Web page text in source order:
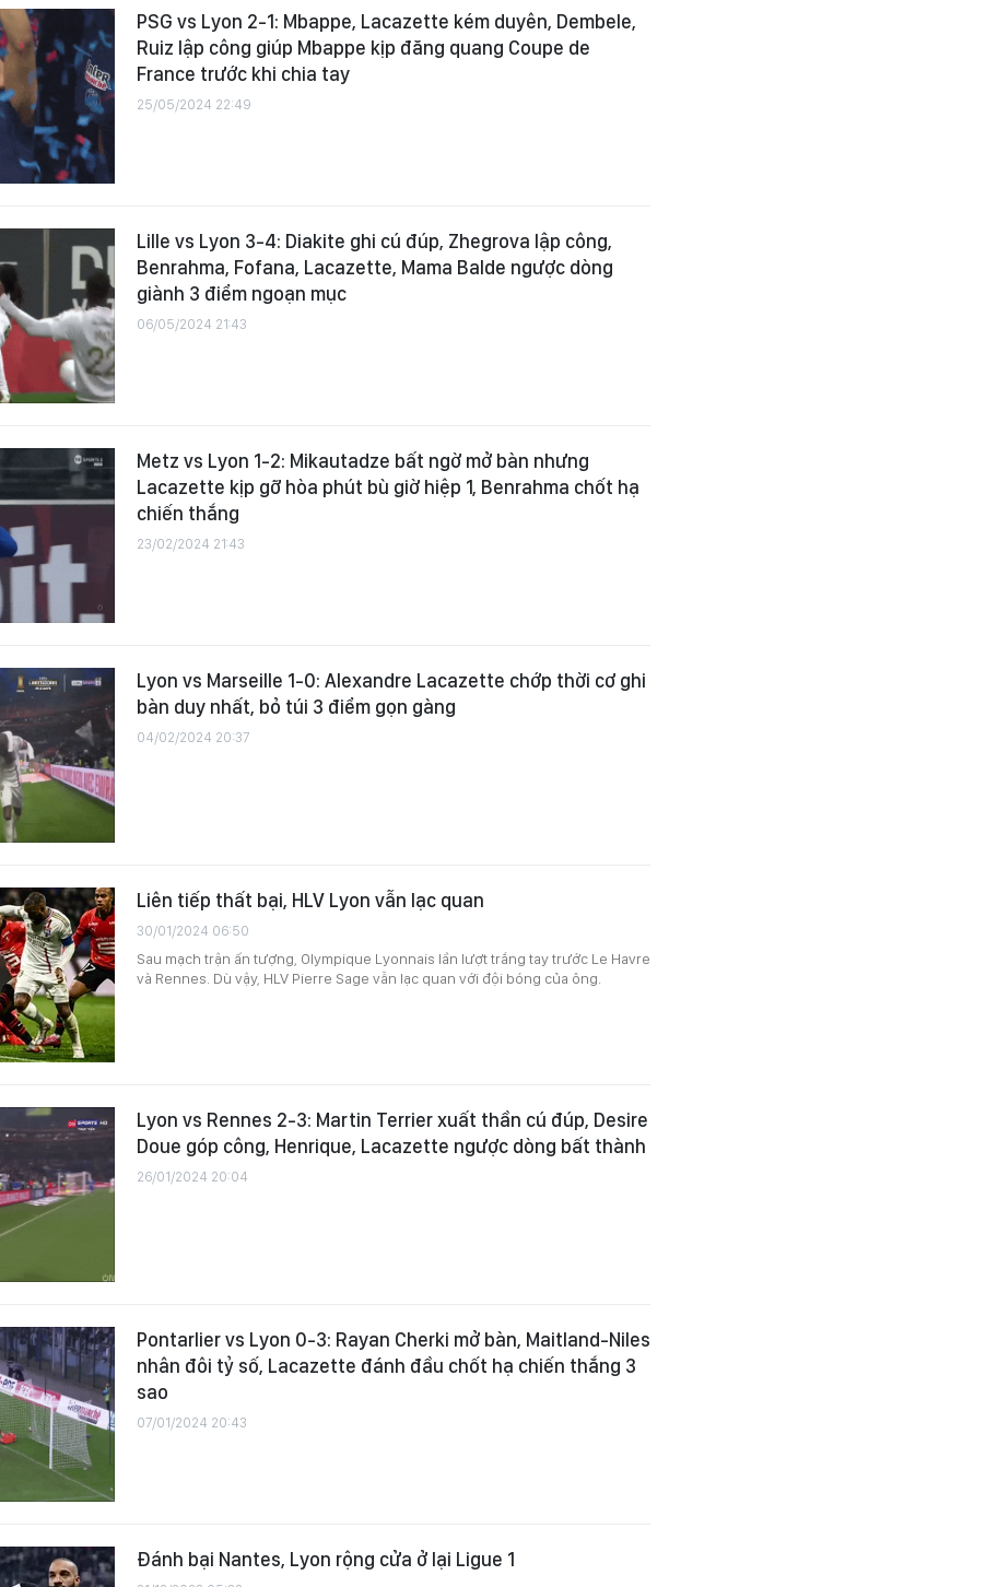
PSG vs Lyon 2-1: Mbappe, Lacazette kém duyên, Dembele,
Ruiz lập công giúp Mbappe kịp đăng quang Coupe de
France trước khi chia tay
25/05/2024 22:49
Lille vs Lyon 3-4: Diakite ghi cú đúp, Zhegrova lập công,
Benrahma, Fofana, Lacazette, Mama Balde ngược dòng
giành 3 điểm ngoạn mục
06/05/2024 21:43
Metz vs Lyon 1-2: Mikautadze bất ngờ mở bàn nhưng
Lacazette kịp gỡ hòa phút bù giờ hiệp 1, Benrahma chốt hạ
chiến thắng
23/02/2024 21:43
Lyon vs Marseille 1-0: Alexandre Lacazette chớp thời cơ ghi
bàn duy nhất, bỏ túi 3 điểm gọn gàng
04/02/2024 20:37
Liên tiếp thất bại, HLV Lyon vẫn lạc quan
30/01/2024 06:50
Sau mạch trận ấn tượng, Olympique Lyonnais lần lượt trắng tay trước Le Havre
và Rennes. Dù vậy, HLV Pierre Sage vẫn lạc quan với đội bóng của ông.
Lyon vs Rennes 2-3: Martin Terrier xuất thần cú đúp, Desire
Doue góp công, Henrique, Lacazette ngược dòng bất thành
26/01/2024 20:04
Pontarlier vs Lyon 0-3: Rayan Cherki mở bàn, Maitland-Niles
nhân đôi tỷ số, Lacazette đánh đầu chốt hạ chiến thắng 3
sao
07/01/2024 20:43
Đánh bại Nantes, Lyon rộng cửa ở lại Ligue 1